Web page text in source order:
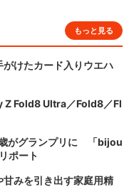
もっと見る
けたカード入りウエハ
Z Fold8 Ultra／Fold8／Fl
がグランプリに 「bijou
ポート
みを引き出す家庭用精